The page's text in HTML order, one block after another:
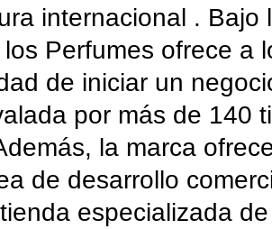
internacional .
Perfumes ofrece a
de iniciar un
por más de 140
la marca
de desarrollo
especializada